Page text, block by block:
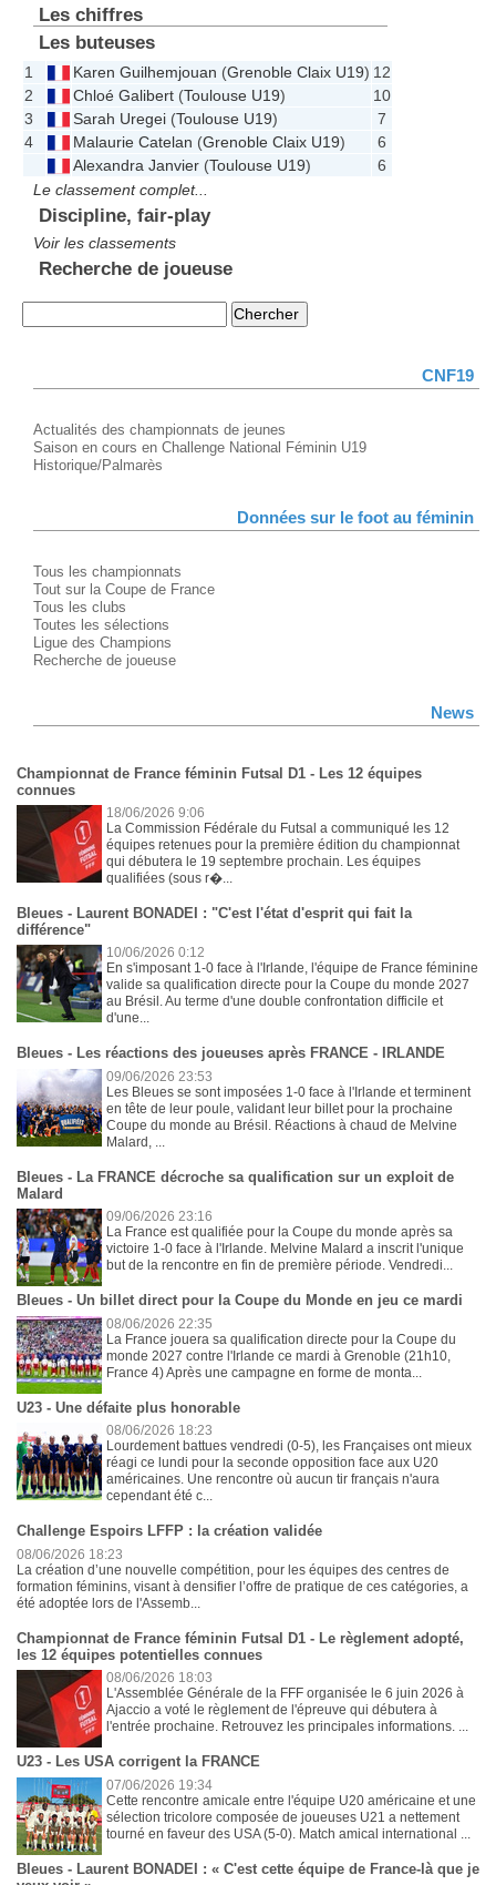
Les chiffres
Les buteuses
1 Karen Guilhemjouan (Grenoble Claix U19) 12
2
Chloé Galibert (Toulouse U19)
10
3
Sarah Uregei (Toulouse U19)
7
4
Malaurie Catelan (Grenoble Claix U19)
6
Alexandra Janvier (Toulouse U19)
6
Le classement complet...
Discipline, fair-play
Voir les classements
Recherche de joueuse
CNF19
Actualités des championnats de jeunes
Saison en cours en Challenge National Féminin U19
Historique/Palmarès
Données sur le foot au féminin
Tous les championnats
Tout sur la Coupe de France
Tous les clubs
Toutes les sélections
Ligue des Champions
Recherche de joueuse
News
Championnat de France féminin Futsal D1 - Les 12 équipes
connues
18/06/2026 9:06
La Commission Fédérale du Futsal a communiqué les 12
équipes retenues pour la première édition du championnat
qui débutera le 19 septembre prochain. Les équipes
qualifiées (sous r�...
Bleues - Laurent BONADEI : "C'est l'état d'esprit qui fait la
différence"
10/06/2026 0:12
En s'imposant 1-0 face à l'Irlande, l'équipe de France féminine
valide sa qualification directe pour la Coupe du monde 2027
au Brésil. Au terme d'une double confrontation difficile et
d'une...
Bleues - Les réactions des joueuses après FRANCE - IRLANDE
09/06/2026 23:53
Les Bleues se sont imposées 1-0 face à l'Irlande et terminent
en tête de leur poule, validant leur billet pour la prochaine
Coupe du monde au Brésil. Réactions à chaud de Melvine
Malard, ...
Bleues - La FRANCE décroche sa qualification sur un exploit de
Malard
09/06/2026 23:16
La France est qualifiée pour la Coupe du monde après sa
victoire 1-0 face à l'Irlande. Melvine Malard a inscrit l'unique
but de la rencontre en fin de première période. Vendredi...
Bleues - Un billet direct pour la Coupe du Monde en jeu ce mardi
08/06/2026 22:35
La France jouera sa qualification directe pour la Coupe du
monde 2027 contre l'Irlande ce mardi à Grenoble (21h10,
France 4) Après une campagne en forme de monta...
U23 - Une défaite plus honorable
08/06/2026 18:23
Lourdement battues vendredi (0-5), les Françaises ont mieux
réagi ce lundi pour la seconde opposition face aux U20
américaines. Une rencontre où aucun tir français n'aura
cependant été c...
Challenge Espoirs LFFP : la création validée
08/06/2026 18:23
La création d’une nouvelle compétition, pour les équipes des centres de
formation féminins, visant à densifier l’offre de pratique de ces catégories, a
été adoptée lors de l'Assemb...
Championnat de France féminin Futsal D1 - Le règlement adopté,
les 12 équipes potentielles connues
08/06/2026 18:03
L'Assemblée Générale de la FFF organisée le 6 juin 2026 à
Ajaccio a voté le règlement de l'épreuve qui débutera à
l'entrée prochaine. Retrouvez les principales informations. ...
U23 - Les USA corrigent la FRANCE
07/06/2026 19:34
Cette rencontre amicale entre l'équipe U20 américaine et une
sélection tricolore composée de joueuses U21 a nettement
tourné en faveur des USA (5-0). Match amical international ...
Bleues - Laurent BONADEI : « C'est cette équipe de France-là que je